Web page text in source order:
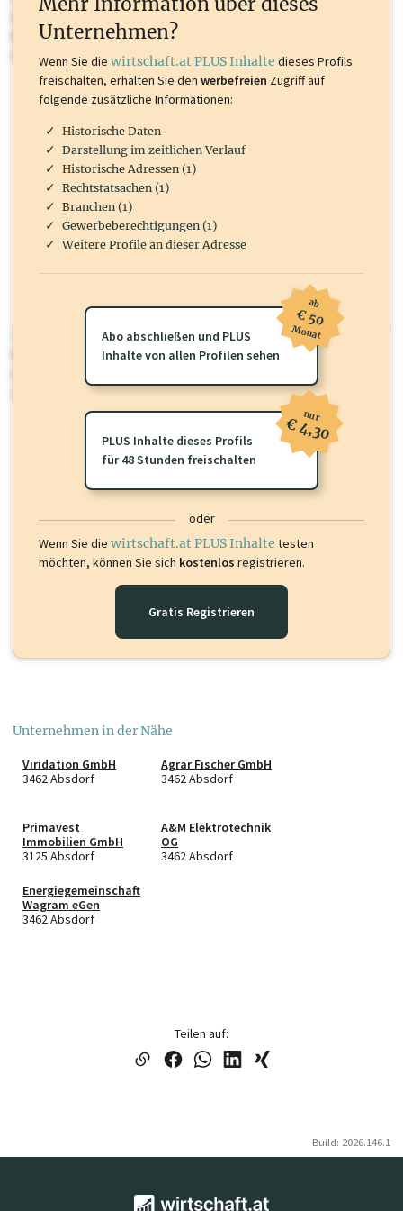
Marken, Patente, Rechtstatsachen, OTS-Aussendungen, und viele
mehr.
wirtschaft.at PLUS
Für dieses Profil gibt es zusätzlichewirtschaft.at PLUS Inhalte
oder loggen Sie sich ein um diese Inhalte zu sehen.
Unternehmen?
Wenn Sie die wirtschaft.at PLUS Inhalte dieses Profils
freischalten, erhalten Sie den werbefreien Zugriff auf
folgende zusätzliche Informationen:
Historische Daten
Darstellung im zeitlichen Verlauf
Historische Adressen (1)
Rechtstatsachen (1)
Branchen (1)
Gewerbeberechtigungen (1)
Weitere Profile an dieser Adresse
Abo abschließen und PLUS
Inhalte von allen Profilen sehen
ab
€ 50
Monat
PLUS Inhalte dieses Profils
für 48 Stunden freischalten
nur
€ 4,30
oder
Wenn Sie die wirtschaft.at PLUS Inhalte testen
möchten, können Sie sich kostenlos registrieren.
Gratis Registrieren
Unternehmen in der Nähe
Viridation GmbH
3462 Absdorf
Agrar Fischer GmbH
3462 Absdorf
Primavest
Immobilien GmbH
3125 Absdorf
A&M Elektrotechnik
OG
3462 Absdorf
Energiegemeinschaft
Wagram eGen
3462 Absdorf
Teilen auf:
Build: 2026.146.1